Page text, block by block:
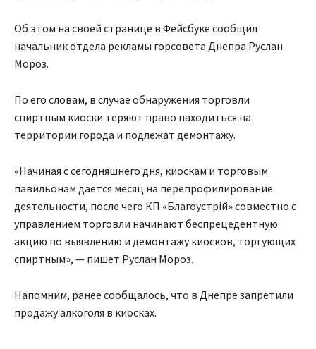
Об этом на своей странице в Фейсбуке сообщил
начальник отдела рекламы горсовета Днепра Руслан
Мороз.
По его словам, в случае обнаружения торговли
спиртным киоски теряют право находиться на
территории города и подлежат демонтажу.
«Начиная с сегодняшнего дня, киоскам и торговым
павильонам даётся месяц на перепрофилирование
деятельности, после чего КП «Благоустрій» совместно с
управлением торговли начинают беспрецедентную
акцию по выявлению и демонтажу киосков, торгующих
спиртным», — пишет Руслан Мороз.
Напомним, ранее сообщалось, что в Днепре запретили
продажу алкоголя в киосках.